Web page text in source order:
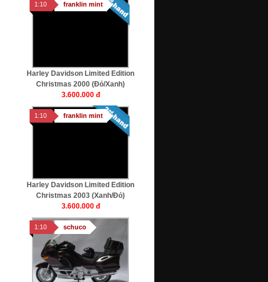
1:10 franklin mint
Harley Davidson Limited Edition
Christmas 2000 (Đỏ/xanh)
3.600.000 đ
1:10 franklin mint
Harley Davidson Limited Edition
Christmas 2003 (xanh/Đỏ)
3.600.000 đ
1:10 schuco